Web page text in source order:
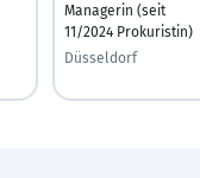
Managerin (seit
11/2024 Prokuristin)
Düsseldorf